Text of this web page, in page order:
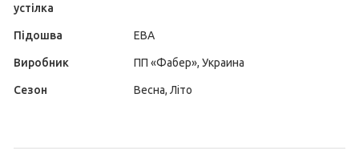
устілка
Підошва ЕВА
Виробник ПП «Фабер», Украина
Сезон Весна, Літо